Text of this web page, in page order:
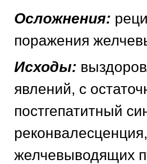
Осложнения:
поражения
Исходы:
явлений, с
постгепатитный
желчевыводящих